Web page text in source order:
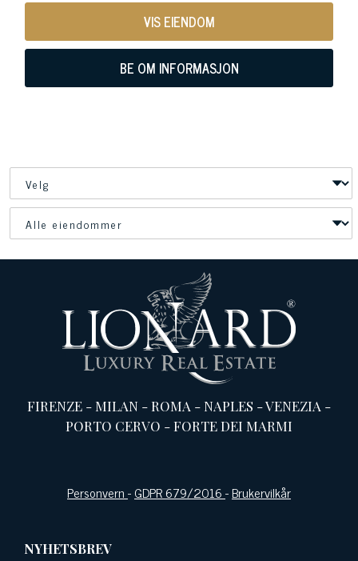
VIS EIENDOM
BE OM INFORMASJON
FIRENZE -MILAN -ROMA -NAPLES -VENEZIA -
PORTO CERVO -FORTE DEI MARMI
Personvern-GDPR 679/2016-Brukervilkår
NYHETSBREV